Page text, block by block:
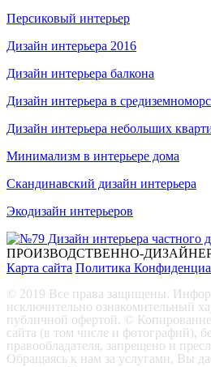
Персиковый интерьер
Дизайн интерьера 2016
Дизайн интерьера балкона
Дизайн интерьера в
Дизайн интерьера небольших
Минимализм в интерьере дома
Скандинавский дизайн интерьера
Экодизайн интерьеров
ПРОИЗВОДСТВЕННО-
Карта сайта Политика
© 2019 Все права защищены.
исключительно ознакомительный
публичной офертой. ©
сайта (в том числе и фотографий),
правообладателя, запрещено и
Обращаясь к нам за услугами, Вы